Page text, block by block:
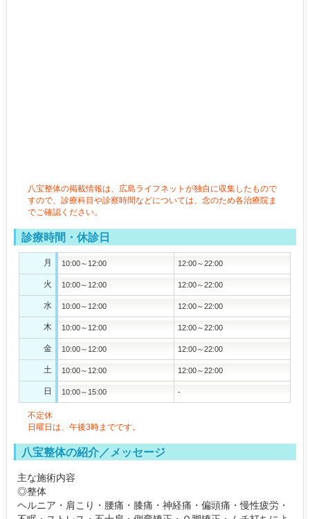
八宝整体の掲載情報は、広島ライフネットが独自に収集したもので
すので、診療科目や診察時間などについては、念のため各治療院ま
でご確認ください。
診療時間・休診日
月 10:00～12:00 12:00～22:00
火 10:00～12:00 12:00～22:00
水 10:00～12:00 12:00～22:00
木 10:00～12:00 12:00～22:00
金 10:00～12:00 12:00～22:00
土 10:00～12:00 12:00～22:00
日 10:00～15:00 -
不定休
日曜日は、午後3時までです。
八宝整体の紹介／メッセージ
主な施術内容
◎整体
ヘルニア・肩こり・腰痛・膝痛・神経痛・偏頭痛・慢性疲労・